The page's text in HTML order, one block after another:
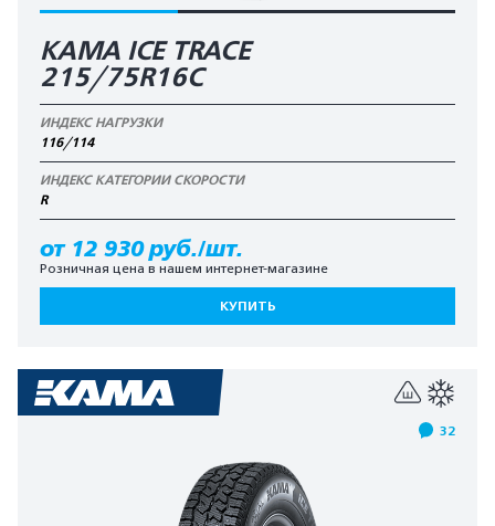
КАМА ICE TRACE
215/75R16C
ИНДЕКС НАГРУЗКИ
116/114
ИНДЕКС КАТЕГОРИИ СКОРОСТИ
R
от 12 930 руб./шт.
Розничная цена в нашем интернет-магазине
КУПИТЬ
32